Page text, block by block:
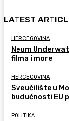
LATEST
HERCEGOVINA
Neum
filma i more
HERCEGOVINA
Sveučilište u
budućnosti EU
POLITIKA